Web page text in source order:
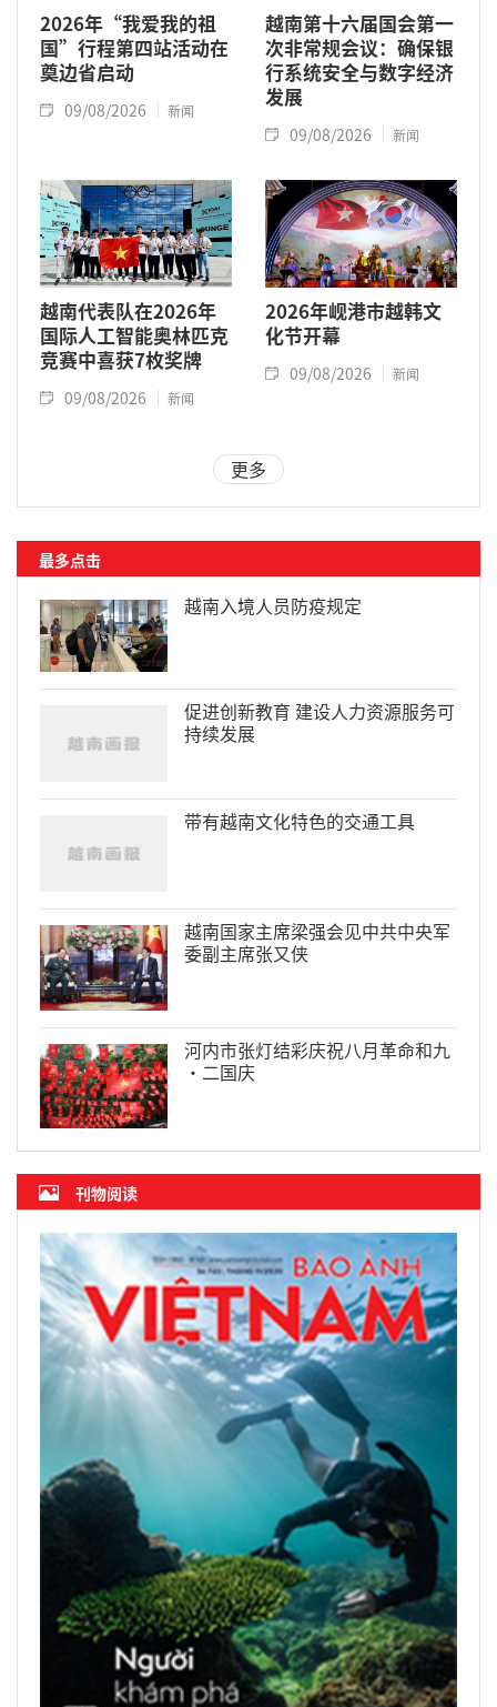
2026年“我爱我的祖
国”行程第四站活动在
奠边省启动
09/08/2026 新闻
越南第十六届国会第一
次非常规会议：确保银
行系统安全与数字经济
发展
09/08/2026 新闻
越南代表队在2026年
国际人工智能奥林匹克
竞赛中喜获7枚奖牌
09/08/2026 新闻
2026年岘港市越韩文
化节开幕
09/08/2026 新闻
更多
最多点击
越南入境人员防疫规定
促进创新教育 建设人力资源服务可
持续发展
带有越南文化特色的交通工具
越南国家主席梁强会见中共中央军
委副主席张又侠
河内市张灯结彩庆祝八月革命和九
·二国庆
刊物阅读